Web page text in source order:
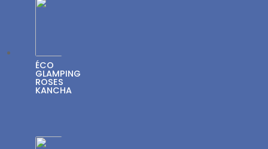
ÉCO
GLAMPING
ROSES
KANCHA